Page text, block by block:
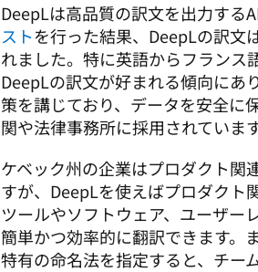
DeepLは高品質の訳文を出力する
ストを行った結果、DeepLの訳文
れました。特に英語からフランス
DeepLの訳文が好まれる傾向にあ
策を講じており、データを安全に
関や法律事務所に採用されています
ケベック州の企業はプロダクト関
すが、DeepLを使えばプロダクト
ツールやソフトウェア、ユーザー
簡単かつ効率的に翻訳できます。
特有の命名法を指定すると、チー